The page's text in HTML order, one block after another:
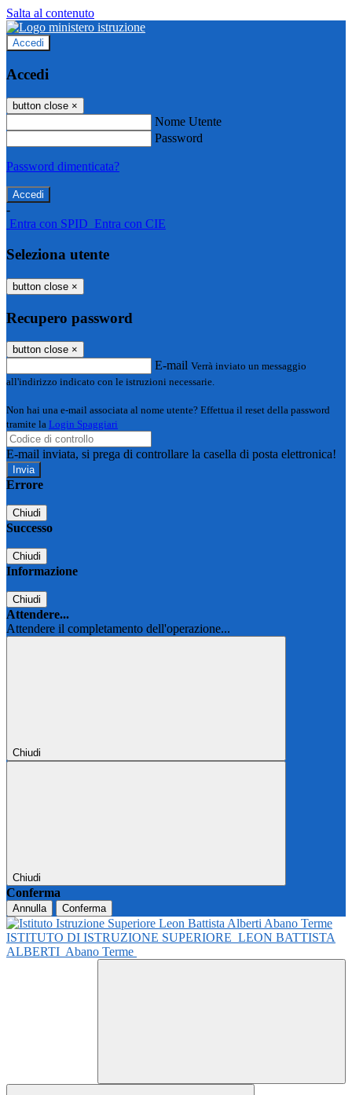
Salta al contenuto
Accedi
Accedi
button close ×
Nome Utente
Password
Password dimenticata?
-
Entra con SPID Entra con CIE
Seleziona utente
button close ×
Recupero password
button close ×
E-mail Verrà inviato un messaggio
all'indirizzo indicato con le istruzioni necessarie.
Non hai una e-mail associata al nome utente? Effettua il reset della password
tramite la Login Spaggiari
E-mail inviata, si prega di controllare la casella di posta elettronica!
Errore
Chiudi
Successo
Chiudi
Informazione
Chiudi
Attendere...
Attendere il completamento dell'operazione...
Chiudi
Chiudi
Conferma
Annulla Conferma
ISTITUTO DI ISTRUZIONE SUPERIORE LEON BATTISTA
ALBERTI Abano Terme